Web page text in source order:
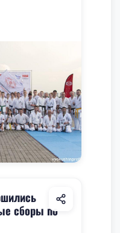
сборы по